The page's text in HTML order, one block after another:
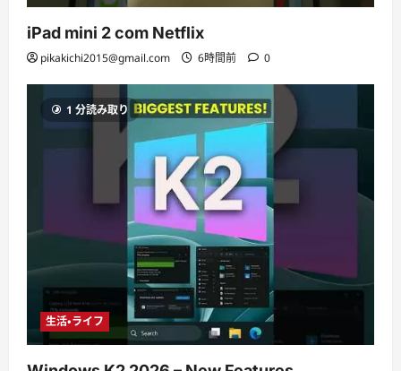
iPad mini 2 com Netflix
pikakichi2015@gmail.com 6時間前 0
1 分読み取り
生活・ライフ